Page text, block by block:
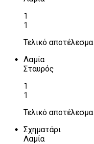
1
1
Τελικό αποτέλεσμα
Λαμία
Σταυρός
1
1
Τελικό αποτέλεσμα
Σχηματάρι
Λαμία